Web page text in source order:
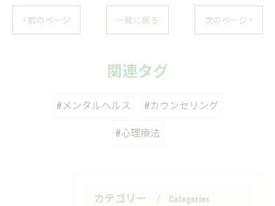
< 前のページ 一覧に戻る 次のページ >
関連タグ
#メンタルヘルス
#カウンセリング
#心理療法
カテゴリー Categories